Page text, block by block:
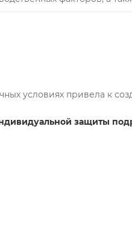
условиях привела к
защиты